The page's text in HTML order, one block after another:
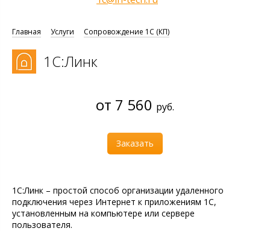
Главная Услуги Сопровождение 1С (КП)
1С:Линк
от 7 560 руб.
Заказать
1С:Линк – простой способ организации удаленного
подключения через Интернет к приложениям 1С,
установленным на компьютере или сервере
пользователя.